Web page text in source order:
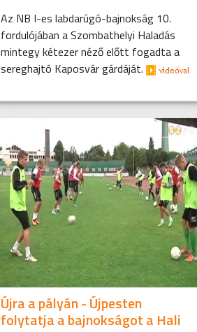
Az NB I-es labdarúgó-bajnokság 10.
fordulójában a Szombathelyi Haladás
mintegy kétezer néző előtt fogadta a
sereghajtó Kaposvár gárdáját.
Újra a pályán - Újpesten
folytatja a bajnokságot a Hali